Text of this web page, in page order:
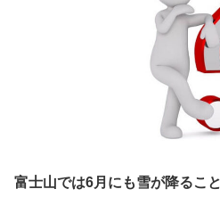
富士山では6月にも雪が降るこ